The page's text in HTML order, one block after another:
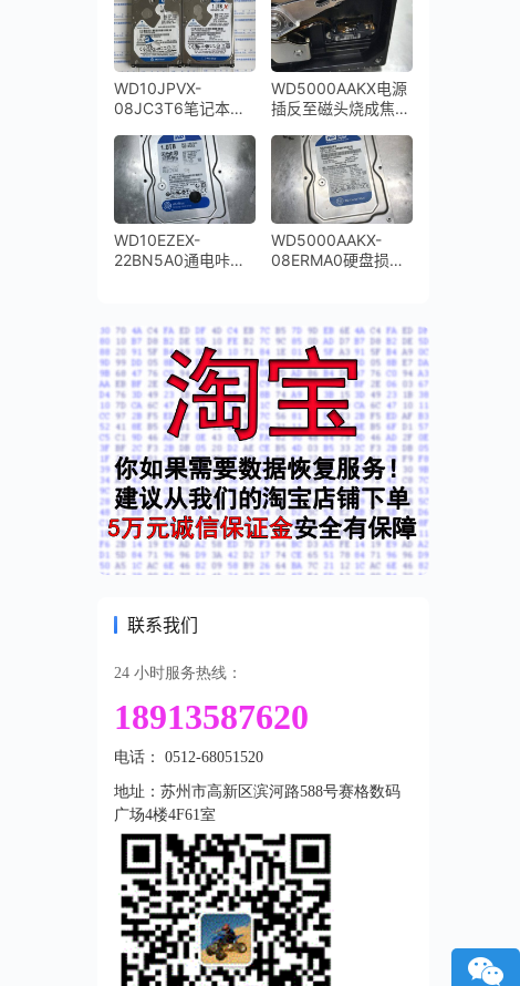
复成功
复成功
WD10JPVX-
08JC3T6笔记本硬
打开盘数据恢复成功
WD5000AAKX电源
插反至磁头烧成焦
磁头烧坏的烟尘严重
污染数据恢复成功
WD10EZEX-
22BN5A0通电咔咔
WD5000AAKX-
08ERMA0硬盘损坏
联系我们
24 小时服务热线：
18913587620
电话： 0512-68051520
地址：苏州市高新区滨河路588号赛格数码
广场4楼4F61室